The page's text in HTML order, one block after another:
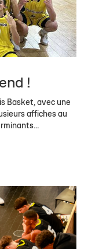
!
Basket, avec une
affiches au